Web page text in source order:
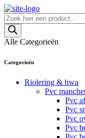
Skip
to
content
Producten
zoeken
Alle Categorieën
Categorieën
Riolering & hwa
Pvc
Pvc
Pvc
Pvc
Pvc